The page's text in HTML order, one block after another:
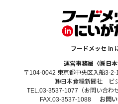
フードメッセ in
運営事務局〈㈱日本
〒104-0042 東京都中央区入船3-
㈱日本食糧新聞社 ビ
TEL.03-3537-1077（お問い合わ
FAX.03-3537-1088
お問